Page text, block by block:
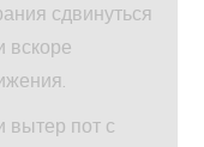
сдвинуться
вскоре
вытер пот с